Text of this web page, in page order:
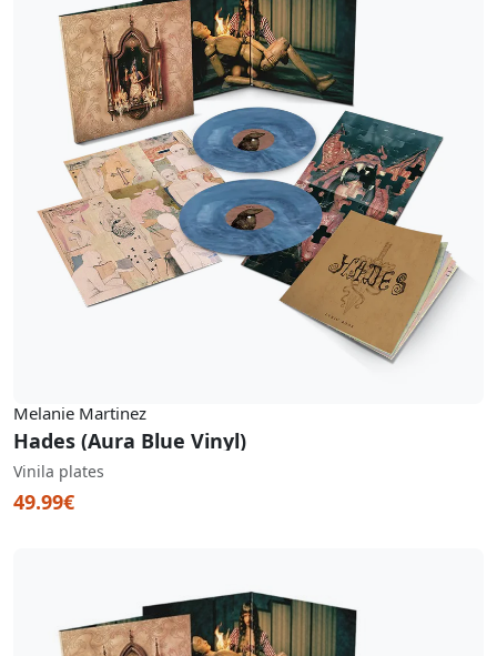
Melanie Martinez
Hades (Aura Blue Vinyl)
Vinila plates
49.99€